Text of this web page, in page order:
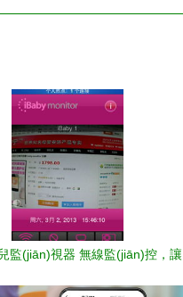
監(jiān)視器 無線監(jiān)控，讓